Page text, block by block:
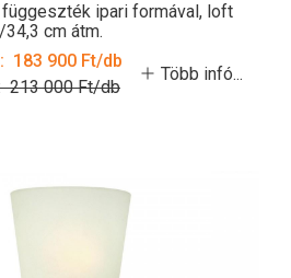
függeszték ipari formával, loft
cm átm.
183 900 Ft/db
213 000 Ft/db
Több infó...